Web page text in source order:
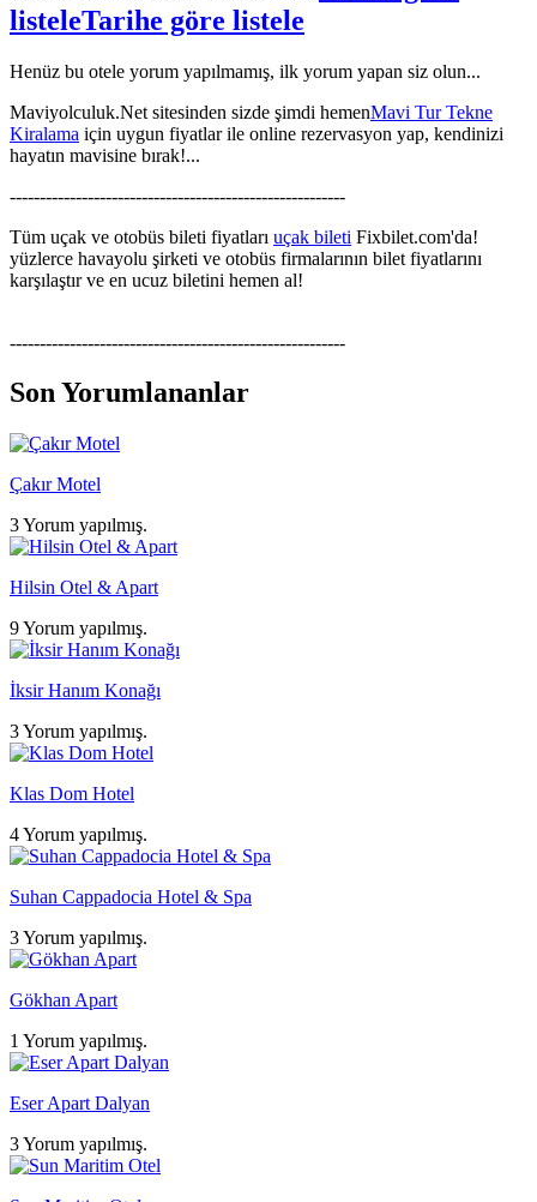
listeleTarihe göre listele
Henüz bu otele yorum yapılmamış, ilk yorum yapan siz olun...
Maviyolculuk.Net sitesinden sizde şimdi hemenMavi Tur Tekne
Kiralama için uygun fiyatlar ile online rezervasyon yap, kendinizi
hayatın mavisine bırak!...
--------------------------------------------------------
Tüm uçak ve otobüs bileti fiyatları uçak bileti Fixbilet.com'da!
yüzlerce havayolu şirketi ve otobüs firmalarının bilet fiyatlarını
karşılaştır ve en ucuz biletini hemen al!
--------------------------------------------------------
Son Yorumlananlar
Çakır Motel
3 Yorum yapılmış.
Hilsin Otel & Apart
9 Yorum yapılmış.
İksir Hanım Konağı
3 Yorum yapılmış.
Klas Dom Hotel
4 Yorum yapılmış.
Suhan Cappadocia Hotel & Spa
3 Yorum yapılmış.
Gökhan Apart
1 Yorum yapılmış.
Eser Apart Dalyan
3 Yorum yapılmış.